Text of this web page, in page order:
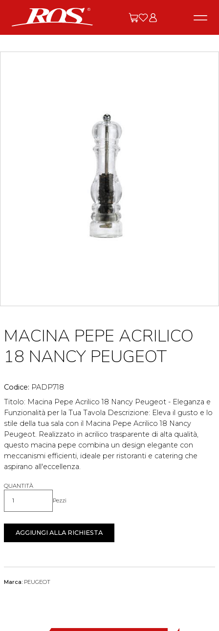
MACINA PEPE ACRILICO
18 NANCY PEUGEOT
Codice: PADP718
Titolo: Macina Pepe Acrilico 18 Nancy Peugeot - Eleganza e
Funzionalità per la Tua Tavola Descrizione: Eleva il gusto e lo
stile della tua sala con il Macina Pepe Acrilico 18 Nancy
Peugeot. Realizzato in acrilico trasparente di alta qualità,
questo macina pepe combina un design elegante con
meccanismi efficienti, ideale per ristoranti e catering che
aspirano all'eccellenza.
QUANTITÀ
Quantità Pezzi
AGGIUNGI ALLA RICHIESTA
Marca: PEUGEOT